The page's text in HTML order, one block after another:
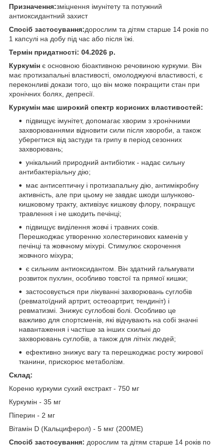
Призначення:зміцнення імунітету та потужний
антиоксидантний захист
Спосіб застосування:дорослим та дітям старше 14 років по
1 капсулі на добу під час або після їжі.
Термін придатності: 04.2026 р.
Куркумін є основною біоактивною речовиною куркуми. Він
має протизапальні властивості, омолоджуючі властивості, є
переконливі докази того, що він може покращити стан при
хронічних болях, депресії.
Куркумін має широкий спектр корисних властивостей:
підвищує імунітет, допомагає хворим з хронічними
захворюваннями відновити сили після хвороби, а також
уберегтися від застуди та грипу в період сезонних
захворювань;
унікальний природний антибіотик - надає сильну
антибактеріальну дію;
має антисептичну і протизапальну дію, антимікробну
активність, але при цьому не завдає шкоди шлунково-
кишковому тракту, активізує кишкову флору, покращує
травлення і не шкодить печінці;
підвищує виділення жовчі і травних соків.
Перешкоджає утворенню холестеринових каменів у
печінці та жовчному міхурі. Стимулює скорочення
жовчного міхура;
є сильним антиоксидантом. Він здатний гальмувати
розвиток пухлин, особливо товстої та прямої кишки;
застосовується при лікуванні захворювань суглобів
(ревматоїдний артрит, остеоартрит, тендиніт) і
ревматизмі. Знижує суглобові болі. Особливо це
важливо для спортсменів, які відчувають на собі значні
навантаження і частіше за інших схильні до
захворювань суглобів, а також для літніх людей;
ефективно знижує вагу та перешкоджає росту жирової
тканини, прискорює метаболізм.
Склад:
Кореню куркуми сухий екстракт - 750 мг
Куркумін - 35 мг
Піперин - 2 мг
Вітамін D (Кальциферол) - 5 мкг (200МЕ)
Спосіб застосування: дорослим та дітям старше 14 років по